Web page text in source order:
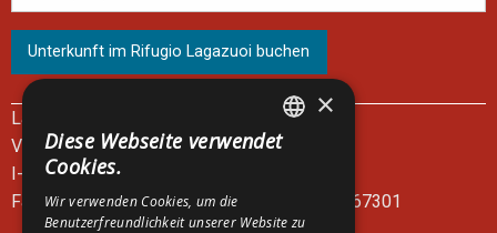
Lagazuoi Spa
Via del Mercato, 14
I-32043 Cortina d'Ampezzo - BL
Fahrkartenschalter der Seilbahn: +39 0436 867301
GERMAN
×
Diese Webseite verwendet
Cookies.
Wir verwenden Cookies, um die
Benutzerfreundlichkeit unserer Website zu